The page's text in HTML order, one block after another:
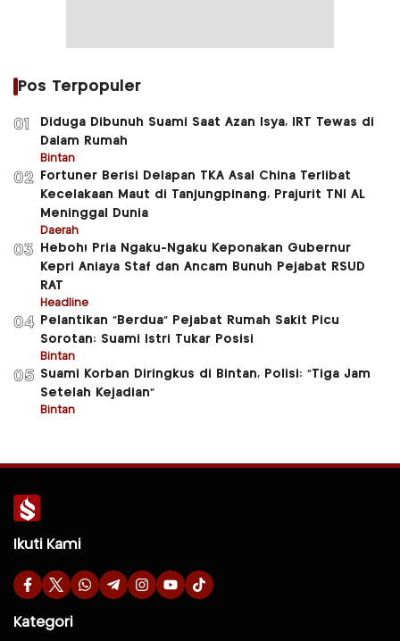
Pos Terpopuler
01
Diduga Dibunuh Suami Saat Azan Isya, IRT Tewas di
Dalam Rumah
Bintan
02
Fortuner Berisi Delapan TKA Asal China Terlibat
Kecelakaan Maut di Tanjungpinang, Prajurit TNI AL
Meninggal Dunia
Daerah
03
Heboh! Pria Ngaku-Ngaku Keponakan Gubernur
Kepri Aniaya Staf dan Ancam Bunuh Pejabat RSUD
RAT
Headline
04
Pelantikan “Berdua” Pejabat Rumah Sakit Picu
Sorotan: Suami Istri Tukar Posisi
Bintan
05 Suami Korban Diringkus di Bintan, Polisi: “Tiga Jam
Setelah Kejadian”
Bintan
Ikuti Kami
Kategori